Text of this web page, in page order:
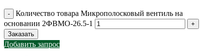
Количество товара Микрополосковый вентиль на
основании 2ФВМO-26.5-1
Заказать
Добавить запрос